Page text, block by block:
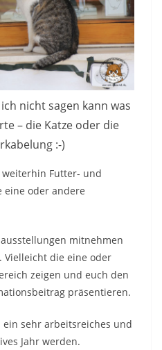
nicht sagen kann was
– die Katze oder die
:-)
Futter- und
eine oder andere
mitnehmen
Vielleicht die eine oder
zeigen und euch den
präsentieren.
sehr arbeitsreiches und
Jahr werden.